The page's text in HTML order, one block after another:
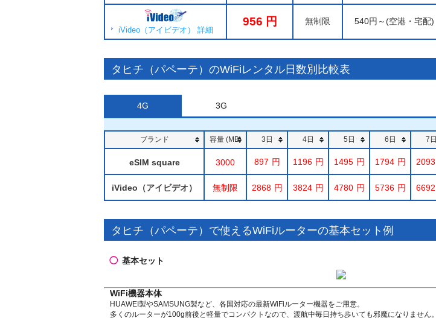
iVideo（アイビデオ） 詳細
956 無制限 540円～(空港・宅配)
タヒチ（パペーテ）のWiFiレンタル日数別比較表
4G 3G
ブランド 容量 (MB) 3日 4日 5日 6日 7日
eSIM square 3000 897 1196 1495 1794 2093
iVideo（アイビデオ） 無制限 2868 3824 4780 5736 6692
タヒチ（パペーテ）で使えるWiFiルーターの基本セット例
◯ 基本セット
WiFi機器本体
HUAWEI製やSAMSUNG製など、各国対応の最新WiFiルーター機器をご用意。
多くのルーターが100g前後と軽量でコンパクトなので、渡航中毎日持ち歩いても邪魔になりません。